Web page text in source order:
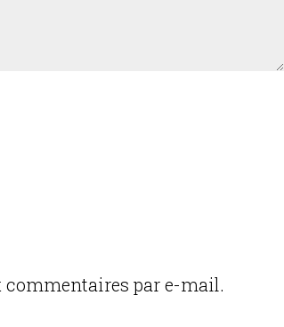
commentaires par e-mail.